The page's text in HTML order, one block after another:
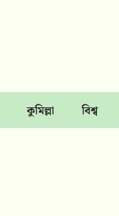
কুমিল্লা বিশ্ব